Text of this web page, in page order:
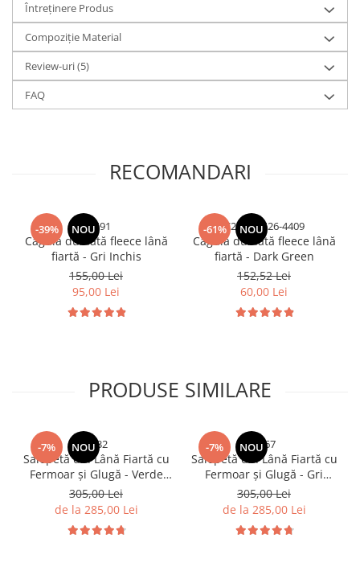
Întreținere Produs
Compoziție Material
Review-uri(5)
FAQ
RECOMANDARI
-39% NOU
C2591
Cagulă dublată fleece lână
fiartă - Gri Inchis
155,00 Lei
95,00 Lei
-61% NOU
C2592-5526-4409
Cagulă dublată fleece lână
fiartă - Dark Green
152,52 Lei
60,00 Lei
PRODUSE SIMILARE
-7% NOU8632
Salopetă din Lână Fiartă cu
Fermoar și Glugă - Verde
Kaki
305,00 Lei
de la 285,00 Lei
-7% NOU4567
Salopetă din Lână Fiartă cu
Fermoar și Glugă - Gri
Inchis
305,00 Lei
de la 285,00 Lei